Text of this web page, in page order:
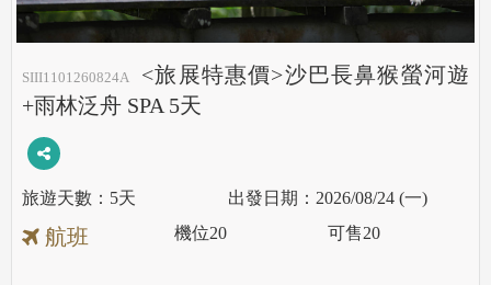
SIII1101260824A
<旅展特惠價>沙巴長鼻猴螢河遊
+雨林泛舟 SPA 5天
5天 2026/08/24 (一)
航班 機位20 可售20